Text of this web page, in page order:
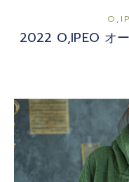
2022 O,IPEO オ